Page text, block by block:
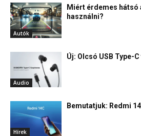
Autók
Miért érdemes
használni?
Audio
Új: Olcsó USB Type-
Hírek
Bemutatjuk: Redmi